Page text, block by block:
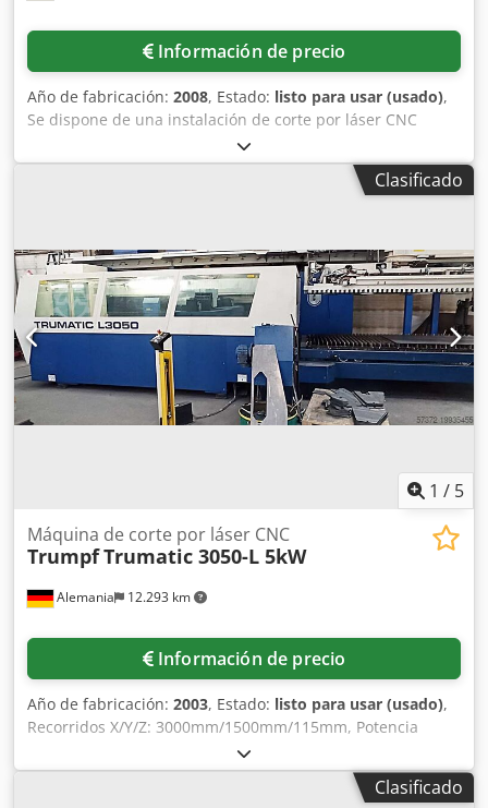
Información de precio
Año de fabricación: 2008, Estado: listo para usar (usado),
Se dispone de una instalación de corte por láser CNC
Trumpf, incluyendo RotoLas y Liftmaster. Fuente láser:
TruFlow 5000, tipo de láser: láser CO2, potencia láser:
5000W, recorrido X/Y/Z: 3000mm/1500mm/115mm, espesor
+/-0,1mm, precisión de repetibilidad: +/-0,03mm, velocidad
máxima del eje: 200m/min, velocidad máxima simultánea:
300m/min. Dimensiones de la máquina X/Y/Z: aprox.
11100mm/4600mm/2400mm, peso: aprox. 12000kg, horas
de operación: 55462h, horas del láser: 24430h, horas de
haz: 12742h. Horas indicadas a fecha 01/2026.
Documentación disponible. Posibilidad de inspección in
situ. Previsiblemente disponible a partir de enero de 2027.
Clasificado
1 / 5
Alemania 12.293 km
Máquina de corte por láser CNC
TrumpfTrumatic 3050-L 5kW
Información de precio
Año de fabricación: 2003, Estado: listo para usar (usado),
Recorridos X/Y/Z: 3000mm/1500mm/115mm, Potencia
láser: 5000W, Capacidad de corte
acero/aluminio/inoxidable: 25mm/20mm/12mm, Velocidad
de desplazamiento: 200m/min, Precisión de corte: 0,1mm.
Clasificado